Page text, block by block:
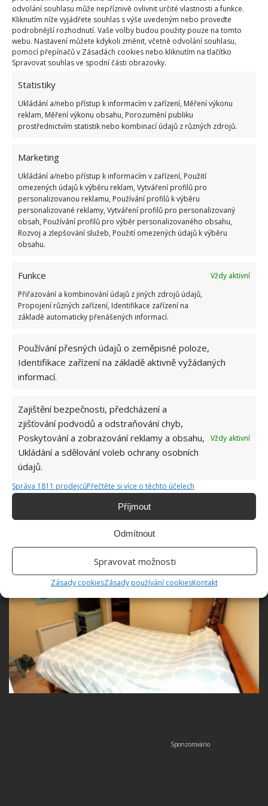
odvolání souhlasu může nepříznivě ovlivnit určité vlastnosti a funkce.
Kliknutím níže vyjádřete souhlas s výše uvedeným nebo proveďte
podrobnější rozhodnutí. Vaše volby budou použity pouze na tomto
webu. Nastavení můžete kdykoli změnit, včetně odvolání souhlasu,
pomocí přepínačů v Zásadách cookies nebo kliknutím na tlačítko
Spravovat souhlas ve spodní části obrazovky.
Statistiky
Ukládání a/nebo přístup k informacím v zařízení, Měření výkonu
reklam, Měření výkonu obsahu, Porozumění publiku
prostřednictvím statistik nebo kombinací údajů z různých zdrojů.
Marketing
Ukládání a/nebo přístup k informacím v zařízení, Použití
omezených údajů k výběru reklam, Vytváření profilů pro
personalizovanou reklamu, Používání profilů k výběru
personalizované reklamy, Vytváření profilů pro personalizovaný
obsah, Používání profilů pro výběr personalizovaného obsahu,
Rozvoj a zlepšování služeb, Použití omezených údajů k výběru
obsahu.
Funkce
Vždy aktivní
Přiřazování a kombinování údajů z jiných zdrojů údajů,
Propojení různých zařízení, Identifikace zařízení na
základě automaticky přenášených informací.
Používání přesných údajů o zeměpisné poloze,
Identifikace zařízení na základě aktivně vyžádaných
informací.
Zajištění bezpečnosti, předcházení a
zjišťování podvodů a odstraňování chyb,
Poskytování a zobrazování reklamy a obsahu,
Ukládání a sdělování voleb ochrany osobních
údajů.
Vždy aktivní
Správa 1811 prodejcůPřečtěte si více o těchto účelech
Příjmout
Odmítnout
Spravovat možnosti
Zásady cookiesZásady používání cookiesKontakt
Míří sem váleční veteráni
Zajímavostí této přestavby je i to, že Elizabeth
Stratton nemá nouzi o zájemce o prohlídku. Řada
lidí je jenom zvědavých, ale také sem jezdí váleční
veteráni, kteří chtějí zavzpomínat na minulost. A ti si
pochvalují, že na rozdíl od řady jiných bunkrů je
tento i nadále využíván a nechátrá. I když účel už je
zcela jiný, než tomu bylo dříve. To ale vůbec nevadí a
alespoň se pro něho našlo nové a zajímavé využití.